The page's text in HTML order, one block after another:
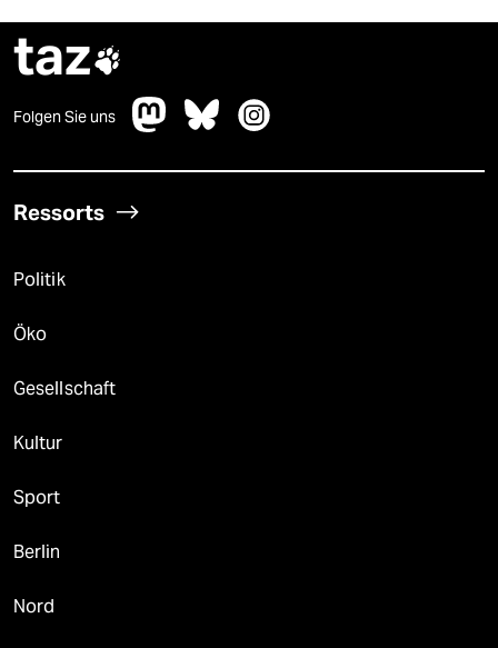
taz
Folgen Sie uns
Ressorts
Politik
Öko
Gesellschaft
Kultur
Sport
Berlin
Nord